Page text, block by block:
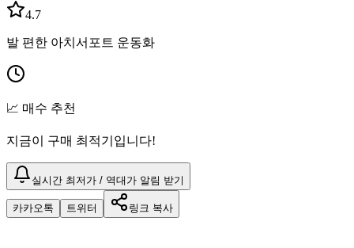
4.7
발 편한 아치서포트 운동화
📈 매수 추천
지금이 구매 최적기입니다!
실시간 최저가 / 역대가 알림 받기
카카오톡 트위터 링크 복사